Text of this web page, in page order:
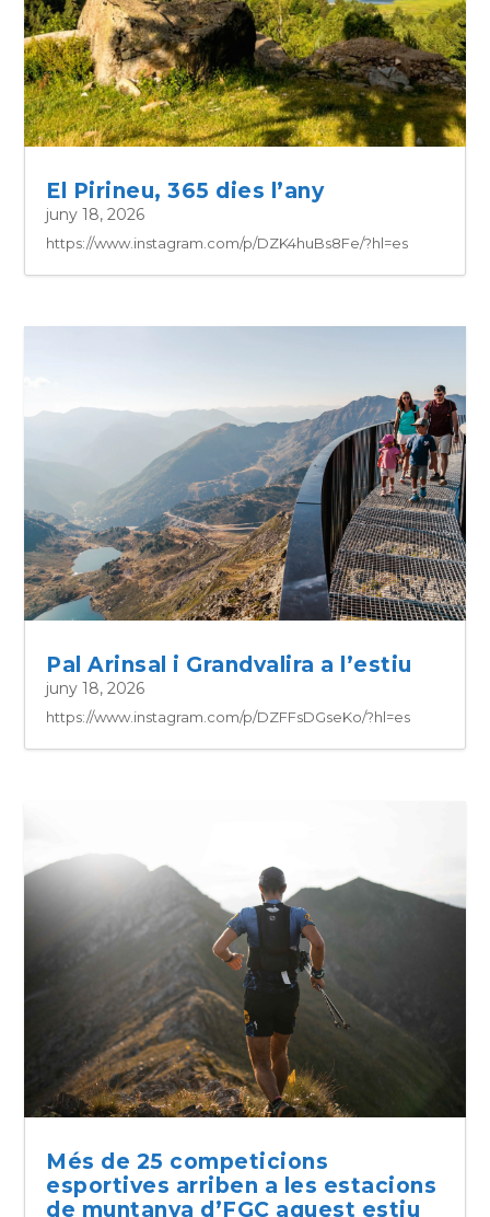
El Pirineu, 365 dies l’any
juny 18, 2026
https://www.instagram.com/p/DZK4huBs8Fe/?hl=es
Pal Arinsal i Grandvalira a l’estiu
juny 18, 2026
https://www.instagram.com/p/DZFFsDGseKo/?hl=es
Més de 25 competicions
esportives arriben a les estacions
de muntanya d’FGC aquest estiu